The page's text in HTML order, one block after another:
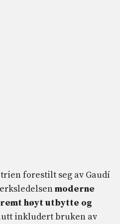
forestilt seg av Gaudí
moderne
høyt utbytte og
inkludert bruken av